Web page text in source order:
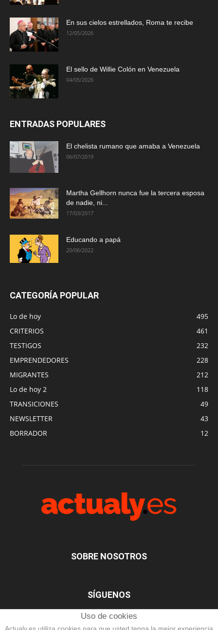
En sus cielos estrellados, Roma te recibe
12/05/2026
El sello de Willie Colón en Venezuela
04/05/2026
ENTRADAS POPULARES
El chelista rumano que amaba a Venezuela
06/07/2019
Martha Gellhorn nunca fue la tercera esposa
de nadie, ni...
17/03/2017
Educando a papá
20/06/2022
CATEGORÍA POPULAR
Lo de hoy
495
CRITERIOS
461
TESTIGOS
232
EMPRENDEDORES
228
MIGRANTES
212
Lo de hoy 2
118
TRANSICIONES
49
NEWSLETTER
43
BORRADOR
12
SOBRE NOSOTROS
SÍGUENOS
Uso de cookies